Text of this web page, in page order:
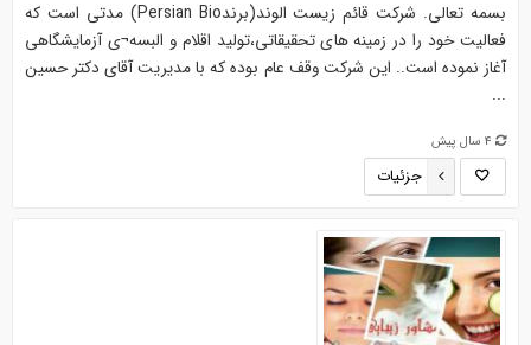
بسمه تعالی. شرکت قائم زیست الوند(برندPersian Bio) مدتی است که
فعالیت خود را در زمینه های تحقیقاتی،تولید اقلام و البسه¬ی آزمایشگاهی
آغاز نموده است.. این شرکت وقف عام بوده که با مدیریت آقای دکتر حسین
...
4 سال پیش
جزئیات